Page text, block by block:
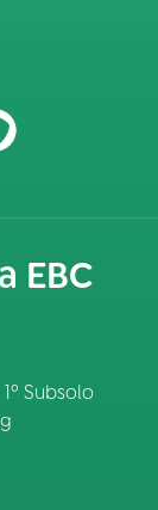
EBC
Subsolo